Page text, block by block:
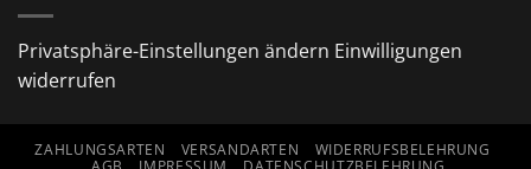
Privatsphäre-Einstellungen ändern Einwilligungen
widerrufen
ZAHLUNGSARTEN VERSANDARTEN
WIDERRUFSBELEHRUNG